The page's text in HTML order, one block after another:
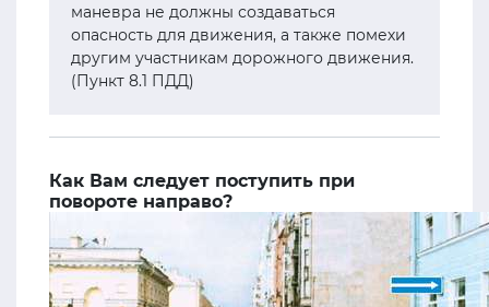
маневра не должны создаваться
опасность для движения, а также помехи
другим участникам дорожного движения.
(Пункт 8.1 ПДД)
Как Вам следует поступить при
повороте направо?